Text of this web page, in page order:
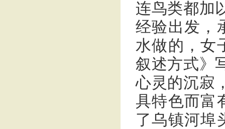
连鸟类都加
经验出发，
水做的，女
叙述方式》
心灵的沉寂
具特色而富
了乌镇河埠